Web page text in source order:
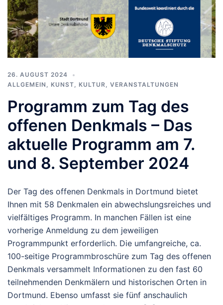
26. AUGUST 2024
ALLGEMEIN , KUNST, KULTUR, VERANSTALTUNGEN
Programm zum Tag des
offenen Denkmals – Das
aktuelle Programm am 7.
und 8. September 2024
Der Tag des offenen Denkmals in Dortmund bietet
Ihnen mit 58 Denkmalen ein abwechslungsreiches und
vielfältiges Programm. In manchen Fällen ist eine
vorherige Anmeldung zu dem jeweiligen
Programmpunkt erforderlich. Die umfangreiche, ca.
100-seitige Programmbroschüre zum Tag des offenen
Denkmals versammelt Informationen zu den fast 60
teilnehmenden Denkmälern und historischen Orten in
Dortmund. Ebenso umfasst sie fünf anschaulich